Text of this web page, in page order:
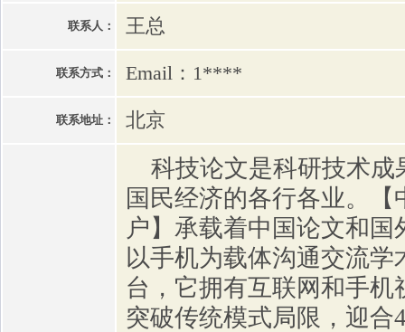
联系人： 王总
联系方式： Email：1****
联系地址： 北京
科技论文是科研技术成
国民经济的各行各业。【
户】承载着中国论文和国
以手机为载体沟通交流学
台，它拥有互联网和手机
突破传统模式局限，迎合